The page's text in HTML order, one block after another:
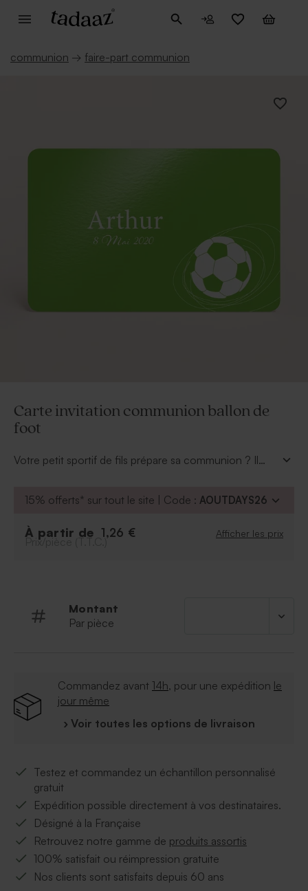
communion → faire-part communion
Carte invitation communion ballon de
foot
Votre petit sportif de fils prépare sa communion ? Il
Personnalisez le fond de la carte de sa couleur
prêtes.
15% offerts* sur tout le site | Code : AOUTDAYS26
À partir de 1,26 € Afficher les prix
Prix/pièce (T.T.C.)
Montant
Par pièce
Commandez avant 14h, pour une expédition le
jour même
› Voir toutes les options de livraison
Testez et commandez un échantillon personnalisé
gratuit
Expédition possible directement à vos destinataires.
Désigné à la Française
Retrouvez notre gamme de produits assortis
100% satisfait ou réimpression gratuite
Nos clients sont satisfaits depuis 60 ans